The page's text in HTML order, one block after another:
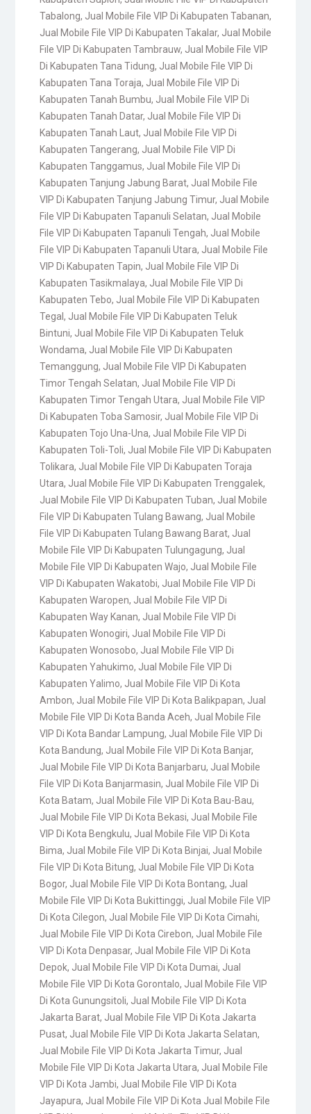
Tabalong, Jual Mobile File VIP Di Kabupaten Tabanan,
Jual Mobile File VIP Di Kabupaten Takalar, Jual Mobile
File VIP Di Kabupaten Tambrauw, Jual Mobile File VIP
Di Kabupaten Tana Tidung, Jual Mobile File VIP Di
Kabupaten Tana Toraja, Jual Mobile File VIP Di
Kabupaten Tanah Bumbu, Jual Mobile File VIP Di
Kabupaten Tanah Datar, Jual Mobile File VIP Di
Kabupaten Tanah Laut, Jual Mobile File VIP Di
Kabupaten Tangerang, Jual Mobile File VIP Di
Kabupaten Tanggamus, Jual Mobile File VIP Di
Kabupaten Tanjung Jabung Barat, Jual Mobile File
VIP Di Kabupaten Tanjung Jabung Timur, Jual Mobile
File VIP Di Kabupaten Tapanuli Selatan, Jual Mobile
File VIP Di Kabupaten Tapanuli Tengah, Jual Mobile
File VIP Di Kabupaten Tapanuli Utara, Jual Mobile File
VIP Di Kabupaten Tapin, Jual Mobile File VIP Di
Kabupaten Tasikmalaya, Jual Mobile File VIP Di
Kabupaten Tebo, Jual Mobile File VIP Di Kabupaten
Tegal , Jual Mobile File VIP Di Kabupaten Teluk
Bintuni, Jual Mobile File VIP Di Kabupaten Teluk
Wondama, Jual Mobile File VIP Di Kabupaten
Temanggung, Jual Mobile File VIP Di Kabupaten
Timor Tengah Selatan, Jual Mobile File VIP Di
Kabupaten Timor Tengah Utara, Jual Mobile File VIP
Di Kabupaten Toba Samosir, Jual Mobile File VIP Di
Kabupaten Tojo Una-Una, Jual Mobile File VIP Di
Kabupaten Toli-Toli, Jual Mobile File VIP Di Kabupaten
Tolikara, Jual Mobile File VIP Di Kabupaten Toraja
Utara, Jual Mobile File VIP Di Kabupaten Trenggalek,
Jual Mobile File VIP Di Kabupaten Tuban, Jual Mobile
File VIP Di Kabupaten Tulang Bawang, Jual Mobile
File VIP Di Kabupaten Tulang Bawang Barat, Jual
Mobile File VIP Di Kabupaten Tulungagung, Jual
Mobile File VIP Di Kabupaten Wajo, Jual Mobile File
VIP Di Kabupaten Wakatobi, Jual Mobile File VIP Di
Kabupaten Waropen, Jual Mobile File VIP Di
Kabupaten Way Kanan, Jual Mobile File VIP Di
Kabupaten Wonogiri, Jual Mobile File VIP Di
Kabupaten Wonosobo, Jual Mobile File VIP Di
Kabupaten Yahukimo, Jual Mobile File VIP Di
Kabupaten Yalimo, Jual Mobile File VIP Di Kota
Ambon, Jual Mobile File VIP Di Kota Balikpapan, Jual
Mobile File VIP Di Kota Banda Aceh, Jual Mobile File
VIP Di Kota Bandar Lampung, Jual Mobile File VIP Di
Kota Bandung, Jual Mobile File VIP Di Kota Banjar,
Jual Mobile File VIP Di Kota Banjarbaru, Jual Mobile
File VIP Di Kota Banjarmasin, Jual Mobile File VIP Di
Kota Batam, Jual Mobile File VIP Di Kota Bau-Bau,
Jual Mobile File VIP Di Kota Bekasi, Jual Mobile File
VIP Di Kota Bengkulu, Jual Mobile File VIP Di Kota
Bima, Jual Mobile File VIP Di Kota Binjai, Jual Mobile
File VIP Di Kota Bitung, Jual Mobile File VIP Di Kota
Bogor, Jual Mobile File VIP Di Kota Bontang, Jual
Mobile File VIP Di Kota Bukittinggi, Jual Mobile File VIP
Di Kota Cilegon, Jual Mobile File VIP Di Kota Cimahi,
Jual Mobile File VIP Di Kota Cirebon, Jual Mobile File
VIP Di Kota Denpasar, Jual Mobile File VIP Di Kota
Depok, Jual Mobile File VIP Di Kota Dumai, Jual
Mobile File VIP Di Kota Gorontalo, Jual Mobile File VIP
Di Kota Gunungsitoli, Jual Mobile File VIP Di Kota
Jakarta Barat, Jual Mobile File VIP Di Kota Jakarta
Pusat, Jual Mobile File VIP Di Kota Jakarta Selatan,
Jual Mobile File VIP Di Kota Jakarta Timur, Jual
Mobile File VIP Di Kota Jakarta Utara, Jual Mobile File
VIP Di Kota Jambi, Jual Mobile File VIP Di Kota
Jayapura, Jual Mobile File VIP Di Kota Jual Mobile File